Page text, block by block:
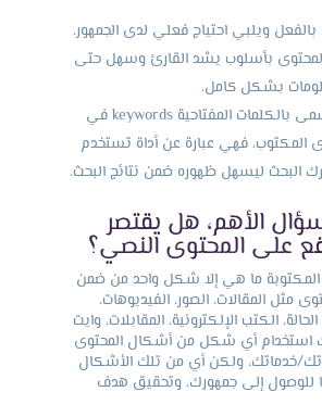
ويلبي احتياج فعلي لدى الجمهور.
بأسلوب يشد القارئ وسهل حتى
بشكل كامل.
يجب استخدام ما يسمى بالكلمات المفتاحية keywords في
المكتوب، فهي عبارة عن أداة تستخدم
البحث ليسهل ظهوره ضمن نتائج البحث.
الأهم، هل يقتصر
على المحتوى النصي؟
المكتوبة ما هي إلا شكل واحد من ضمن
مثل المقالات، الصور، الفيديوهات،
الكتب الإلكترونية، المقابلات، وايت
استخدام أي شكل من أشكال المحتوى
خدماتك، ولكن أي من تلك الأشكال
للوصول إلى جمهورك، وتحقيق هدف